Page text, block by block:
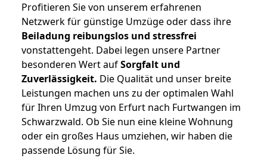
Profitieren Sie von unserem erfahrenen
Netzwerk für günstige Umzüge oder dass ihre
Beiladung reibungslos und stressfrei
vonstattengeht. Dabei legen unsere Partner
besonderen Wert aufSorgfalt und
Zuverlässigkeit. Die Qualität und unser breite
Leistungen machen uns zu der optimalen Wahl
für Ihren Umzug von Erfurt nach Furtwangen im
Schwarzwald. Ob Sie nun eine kleine Wohnung
oder ein großes Haus umziehen, wir haben die
passende Lösung für Sie.